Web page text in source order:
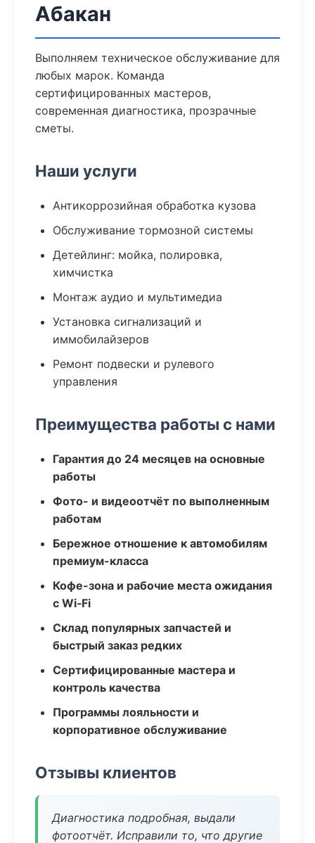
Абакан
Выполняем техническое обслуживание для
любых марок. Команда
сертифицированных мастеров,
современная диагностика, прозрачные
сметы.
Наши услуги
Антикоррозийная обработка кузова
Обслуживание тормозной системы
Детейлинг: мойка, полировка,
химчистка
Монтаж аудио и мультимедиа
Установка сигнализаций и
иммобилайзеров
Ремонт подвески и рулевого
управления
Преимущества работы с нами
Гарантия до 24 месяцев на основные
работы
Фото- и видеоотчёт по выполненным
работам
Бережное отношение к автомобилям
премиум-класса
Кофе-зона и рабочие места ожидания
с Wi‑Fi
Склад популярных запчастей и
быстрый заказ редких
Сертифицированные мастера и
контроль качества
Программы лояльности и
корпоративное обслуживание
Отзывы клиентов
Диагностика подробная, выдали
фотоотчёт. Исправили то, что другие